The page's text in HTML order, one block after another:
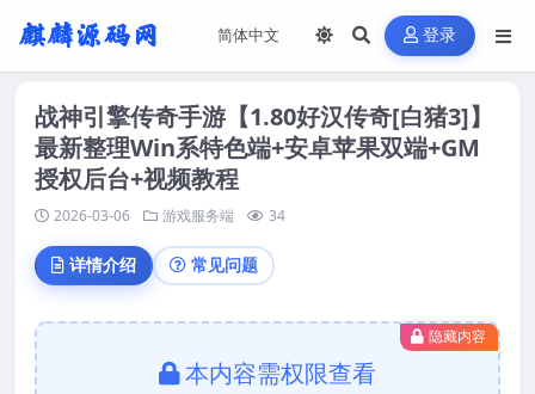
登录
战神引擎传奇手游【1.80好汉传奇[白猪3]】
最新整理Win系特色端+安卓苹果双端+GM
授权后台+视频教程
2026-03-06 游戏服务端 34
详情介绍 常见问题
隐藏内容
本内容需权限查看